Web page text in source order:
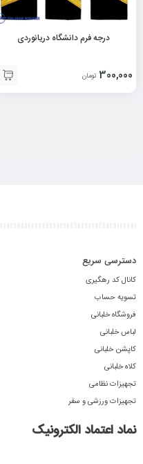
درجه فرم دانشگاه دریانوردی
300,000 تومان
500,000
پلیور خلبانی